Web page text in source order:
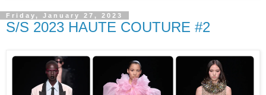
Friday, January 27, 2023
S/S 2023 HAUTE COUTURE #2